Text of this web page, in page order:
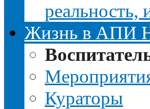
реальность,
Жизнь в АПИ
Кураторы